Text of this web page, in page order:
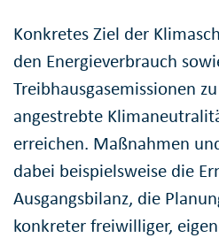
Konkretes Ziel der
den Energieverbrauch
Treibhausgasemissionen
angestrebte
erreichen. Maßnahmen
dabei beispielsweise die
Ausgangsbilanz, die
konkreter freiwilliger,